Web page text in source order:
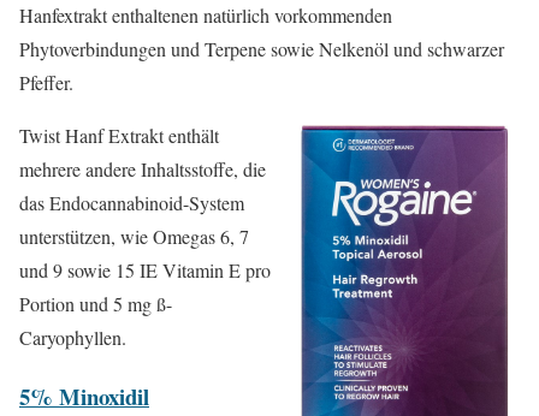
Hanfextrakt enthaltenen natürlich vorkommenden
Phytoverbindungen und Terpene sowie Nelkenöl und schwarzer
Pfeffer.
Twist Hanf Extrakt enthält
mehrere andere Inhaltsstoffe, die
das Endocannabinoid-System
unterstützen, wie Omegas 6, 7
und 9 sowie 15 IE Vitamin E pro
Portion und 5 mg ß-
Caryophyllen.
5% Minoxidil